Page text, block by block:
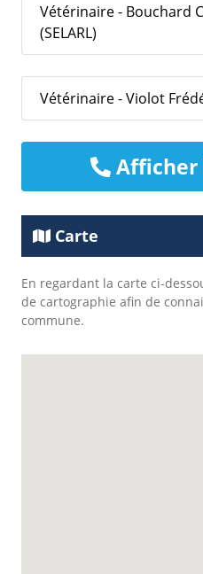
Vétérinaire - Bouchard
(SELARL)
Vétérinaire - Violot
Afficher
Carte
En regardant la carte ci-
de cartographie afin de
commune.